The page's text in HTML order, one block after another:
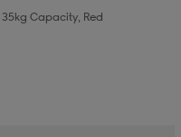
Capacity, Red